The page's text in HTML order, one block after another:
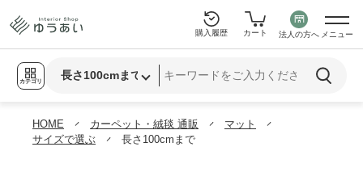
カテゴリ
購入履歴 カート 法人の方へ メニュー
HOME カーペット・絨毯 通販
マット
サイズで選ぶ
長さ100cmまで